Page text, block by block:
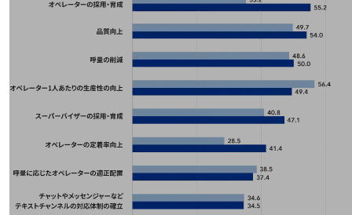
小売業
モバイルTOP
法人向けスマホ・携帯に関する、
製品